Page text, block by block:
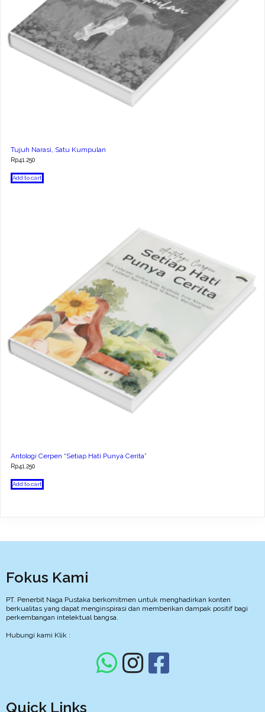
Tujuh Narasi, Satu Kumpulan
Rp41.250
Add to cart
Antologi Cerpen “Setiap Hati Punya Cerita”
Rp41.250
Add to cart
Fokus Kami
PT. Penerbit Naga Pustaka berkomitmen untuk menghadirkan konten
berkualitas yang dapat menginspirasi dan memberikan dampak positif bagi
perkembangan intelektual bangsa.
Hubungi kami Klik :
Quick Links